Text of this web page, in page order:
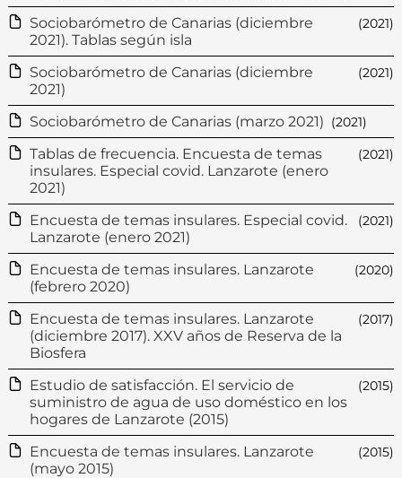
Sociobarómetro de Canarias (diciembre
2021). Tablas según isla
(2021)
Sociobarómetro de Canarias (diciembre
2021)
(2021)
Sociobarómetro de Canarias (marzo 2021) (2021)
Tablas de frecuencia. Encuesta de temas
insulares. Especial covid. Lanzarote (enero
2021)
(2021)
Encuesta de temas insulares. Especial covid.
Lanzarote (enero 2021)
(2021)
Encuesta de temas insulares. Lanzarote
(febrero 2020)
(2020)
Encuesta de temas insulares. Lanzarote
(diciembre 2017). XXV años de Reserva de la
Biosfera
(2017)
Estudio de satisfacción. El servicio de
suministro de agua de uso doméstico en los
hogares de Lanzarote (2015)
(2015)
Encuesta de temas insulares. Lanzarote
(mayo 2015)
(2015)